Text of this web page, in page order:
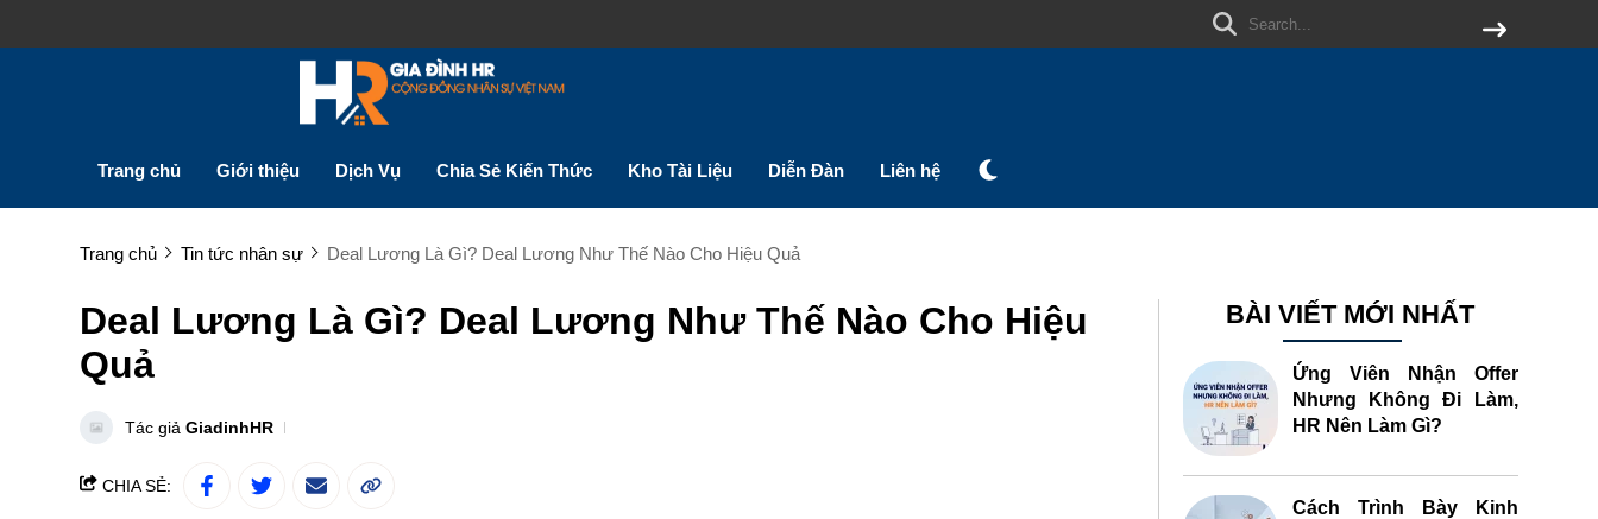
Trang chủ Giới thiệu Dịch Vụ Chia Sẻ Kiến Thức Kho Tài Liệu Diễn Đàn Liên hệ
Trang chủ Tin tức nhân sự Deal Lương Là Gì? Deal Lương Như Thế Nào Cho Hiệu Quả
Deal Lương Là Gì? Deal Lương Như Thế Nào Cho Hiệu
Quả
Tác giả GiadinhHR
CHIA SẺ:
BÀI VIẾT MỚI NHẤT
Ứng Viên Nhận Offer
Nhưng Không Đi Làm,
HR Nên Làm Gì?
Cách Trình Bày Kinh